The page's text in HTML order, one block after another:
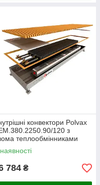
конвектори Polvax
120 з
теплообмінниками
784 ₴